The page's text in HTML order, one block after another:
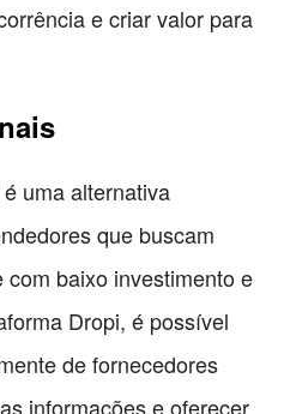
e criar valor para
uma alternativa
que buscam
baixo investimento e
Dropi, é possível
de fornecedores
informações e oferecer